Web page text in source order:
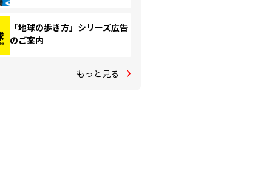
「地球の歩き方」シリーズ広告
のご案内
もっと見る